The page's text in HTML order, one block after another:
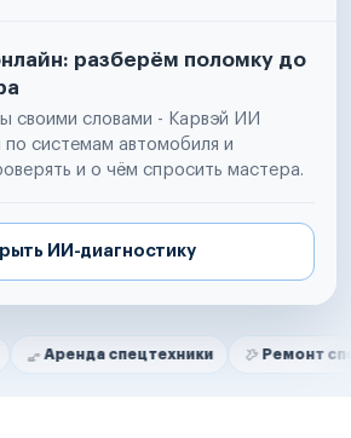
разберём поломку до
своими словами - Карвэй ИИ
системам автомобиля и
и о чём спросить мастера.
ИИ-диагностику
спецтехники Ремонт спецтехники